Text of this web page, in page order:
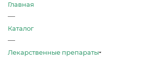
Главная
—
Каталог
—
Лекарственные препараты